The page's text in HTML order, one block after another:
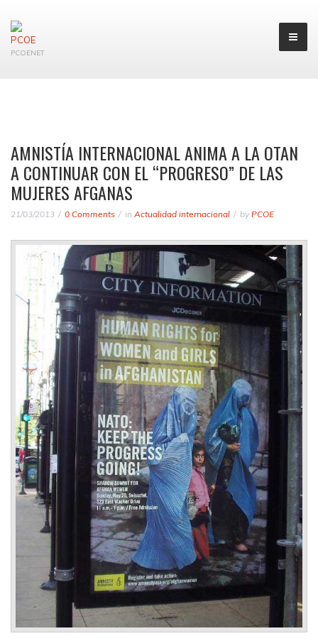
PCOENET
AMNISTÍA INTERNACIONAL ANIMA A LA OTAN
A CONTINUAR CON EL “PROGRESO” DE LAS
MUJERES AFGANAS
21/03/2013 0 Comments in Actualidad internacional by PCOE